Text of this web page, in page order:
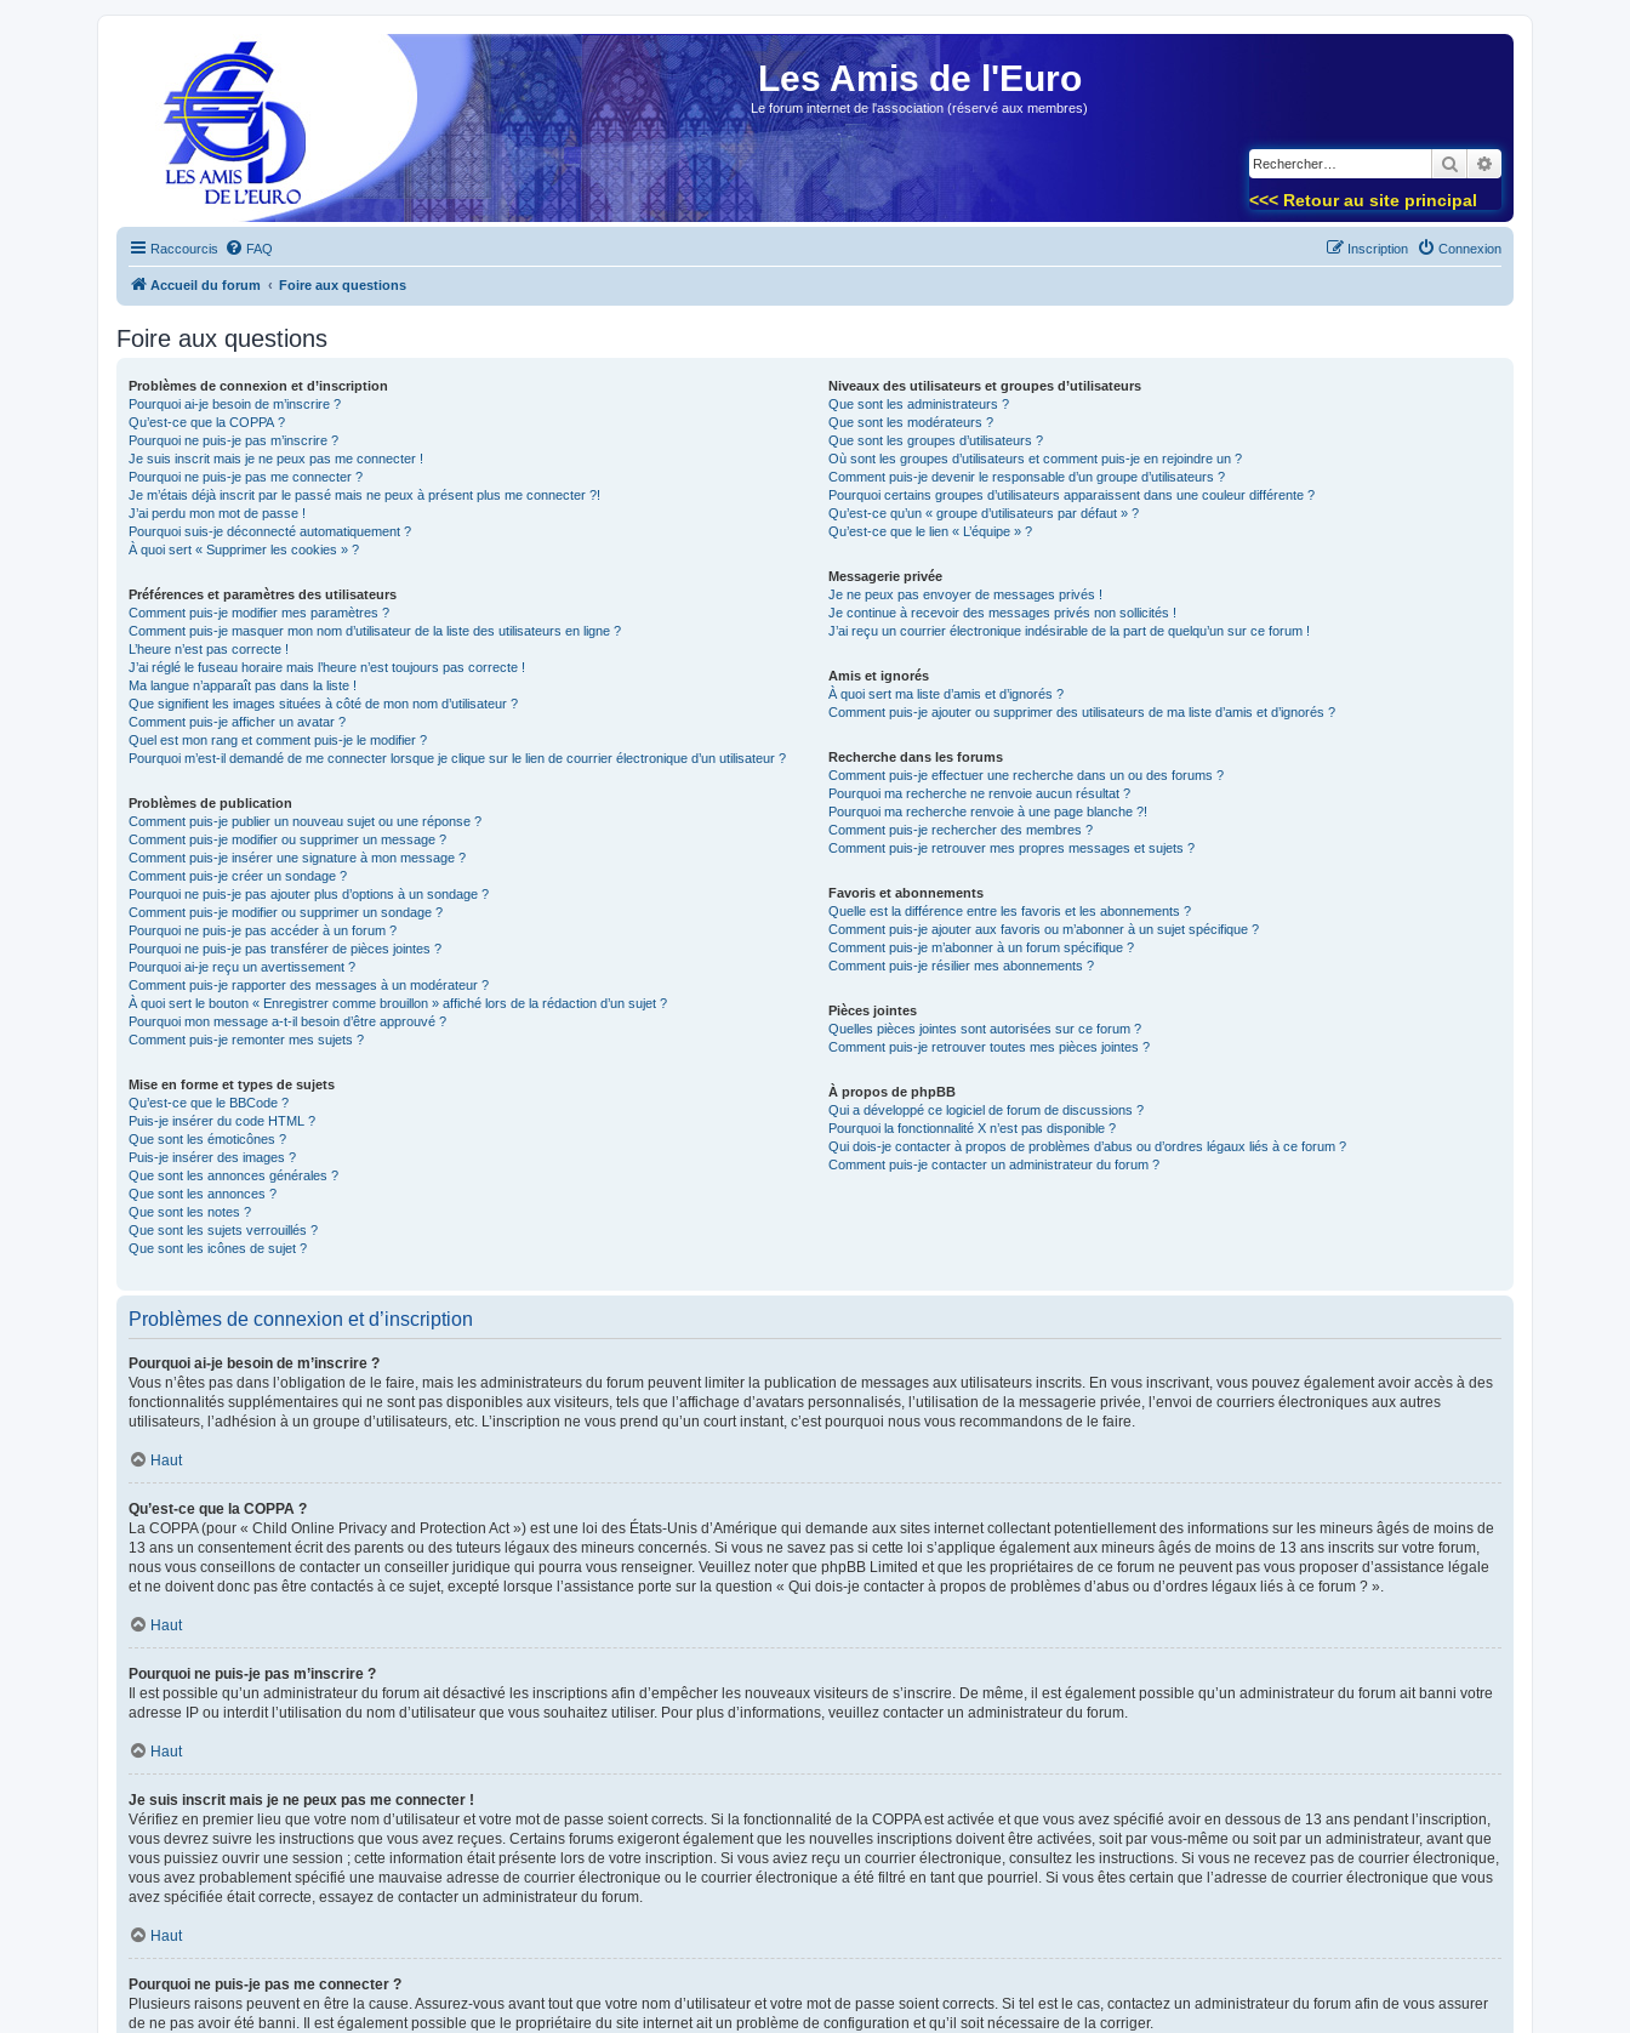
Les Amis de l'Euro
Le forum internet de l'association (réservé aux membres)
Rechercher
<<< Retour au site principal
Raccourcis FAQ Connexion
Inscription
Accueil du forum Foire aux questions
Foire aux questions
Problèmes de connexion et d’inscription
Pourquoi ai-je besoin de m’inscrire ?
Qu’est-ce que la COPPA ?
Pourquoi ne puis-je pas m’inscrire ?
Je suis inscrit mais je ne peux pas me connecter !
Pourquoi ne puis-je pas me connecter ?
Je m’étais déjà inscrit par le passé mais ne peux à présent plus me connecter ?!
J’ai perdu mon mot de passe !
Pourquoi suis-je déconnecté automatiquement ?
À quoi sert « Supprimer les cookies » ?
Préférences et paramètres des utilisateurs
Comment puis-je modifier mes paramètres ?
Comment puis-je masquer mon nom d’utilisateur de la liste des utilisateurs en ligne ?
L’heure n’est pas correcte !
J’ai réglé le fuseau horaire mais l’heure n’est toujours pas correcte !
Ma langue n’apparaît pas dans la liste !
Que signifient les images situées à côté de mon nom d’utilisateur ?
Comment puis-je afficher un avatar ?
Quel est mon rang et comment puis-je le modifier ?
Pourquoi m’est-il demandé de me connecter lorsque je clique sur le lien de courrier électronique d’un utilisateur ?
Problèmes de publication
Comment puis-je publier un nouveau sujet ou une réponse ?
Comment puis-je modifier ou supprimer un message ?
Comment puis-je insérer une signature à mon message ?
Comment puis-je créer un sondage ?
Pourquoi ne puis-je pas ajouter plus d’options à un sondage ?
Comment puis-je modifier ou supprimer un sondage ?
Pourquoi ne puis-je pas accéder à un forum ?
Pourquoi ne puis-je pas transférer de pièces jointes ?
Pourquoi ai-je reçu un avertissement ?
Comment puis-je rapporter des messages à un modérateur ?
À quoi sert le bouton « Enregistrer comme brouillon » affiché lors de la rédaction d’un sujet ?
Pourquoi mon message a-t-il besoin d’être approuvé ?
Comment puis-je remonter mes sujets ?
Mise en forme et types de sujets
Qu’est-ce que le BBCode ?
Puis-je insérer du code HTML ?
Que sont les émoticônes ?
Puis-je insérer des images ?
Que sont les annonces générales ?
Que sont les annonces ?
Que sont les notes ?
Que sont les sujets verrouillés ?
Que sont les icônes de sujet ?
Niveaux des utilisateurs et groupes d’utilisateurs
Que sont les administrateurs ?
Que sont les modérateurs ?
Que sont les groupes d’utilisateurs ?
Où sont les groupes d’utilisateurs et comment puis-je en rejoindre un ?
Comment puis-je devenir le responsable d’un groupe d’utilisateurs ?
Pourquoi certains groupes d’utilisateurs apparaissent dans une couleur différente ?
Qu’est-ce qu’un « groupe d’utilisateurs par défaut » ?
Qu’est-ce que le lien « L’équipe » ?
Messagerie privée
Je ne peux pas envoyer de messages privés !
Je continue à recevoir des messages privés non sollicités !
J’ai reçu un courrier électronique indésirable de la part de quelqu’un sur ce forum !
Amis et ignorés
À quoi sert ma liste d’amis et d’ignorés ?
Comment puis-je ajouter ou supprimer des utilisateurs de ma liste d’amis et d’ignorés ?
Recherche dans les forums
Comment puis-je effectuer une recherche dans un ou des forums ?
Pourquoi ma recherche ne renvoie aucun résultat ?
Pourquoi ma recherche renvoie à une page blanche ?!
Comment puis-je rechercher des membres ?
Comment puis-je retrouver mes propres messages et sujets ?
Favoris et abonnements
Quelle est la différence entre les favoris et les abonnements ?
Comment puis-je ajouter aux favoris ou m’abonner à un sujet spécifique ?
Comment puis-je m’abonner à un forum spécifique ?
Comment puis-je résilier mes abonnements ?
Pièces jointes
Quelles pièces jointes sont autorisées sur ce forum ?
Comment puis-je retrouver toutes mes pièces jointes ?
À propos de phpBB
Qui a développé ce logiciel de forum de discussions ?
Pourquoi la fonctionnalité X n’est pas disponible ?
Qui dois-je contacter à propos de problèmes d’abus ou d’ordres légaux liés à ce forum ?
Comment puis-je contacter un administrateur du forum ?
Problèmes de connexion et d’inscription
Pourquoi ai-je besoin de m’inscrire ?
Vous n’êtes pas dans l’obligation de le faire, mais les administrateurs du forum peuvent limiter la publication de messages aux utilisateurs inscrits. En vous inscrivant, vous pouvez également avoir accès à des
fonctionnalités supplémentaires qui ne sont pas disponibles aux visiteurs, tels que l’affichage d’avatars personnalisés, l’utilisation de la messagerie privée, l’envoi de courriers électroniques aux autres
utilisateurs, l’adhésion à un groupe d’utilisateurs, etc. L’inscription ne vous prend qu’un court instant, c’est pourquoi nous vous recommandons de le faire.
Haut
Qu’est-ce que la COPPA ?
La COPPA (pour « Child Online Privacy and Protection Act ») est une loi des États-Unis d’Amérique qui demande aux sites internet collectant potentiellement des informations sur les mineurs âgés de moins de
13 ans un consentement écrit des parents ou des tuteurs légaux des mineurs concernés. Si vous ne savez pas si cette loi s’applique également aux mineurs âgés de moins de 13 ans inscrits sur votre forum,
nous vous conseillons de contacter un conseiller juridique qui pourra vous renseigner. Veuillez noter que phpBB Limited et que les propriétaires de ce forum ne peuvent pas vous proposer d’assistance légale
et ne doivent donc pas être contactés à ce sujet, excepté lorsque l’assistance porte sur la question « Qui dois-je contacter à propos de problèmes d’abus ou d’ordres légaux liés à ce forum ? ».
Haut
Pourquoi ne puis-je pas m’inscrire ?
Il est possible qu’un administrateur du forum ait désactivé les inscriptions afin d’empêcher les nouveaux visiteurs de s’inscrire. De même, il est également possible qu’un administrateur du forum ait banni votre
adresse IP ou interdit l’utilisation du nom d’utilisateur que vous souhaitez utiliser. Pour plus d’informations, veuillez contacter un administrateur du forum.
Haut
Je suis inscrit mais je ne peux pas me connecter !
Vérifiez en premier lieu que votre nom d’utilisateur et votre mot de passe soient corrects. Si la fonctionnalité de la COPPA est activée et que vous avez spécifié avoir en dessous de 13 ans pendant l’inscription,
vous devrez suivre les instructions que vous avez reçues. Certains forums exigeront également que les nouvelles inscriptions doivent être activées, soit par vous-même ou soit par un administrateur, avant que
vous puissiez ouvrir une session ; cette information était présente lors de votre inscription. Si vous aviez reçu un courrier électronique, consultez les instructions. Si vous ne recevez pas de courrier électronique,
vous avez probablement spécifié une mauvaise adresse de courrier électronique ou le courrier électronique a été filtré en tant que pourriel. Si vous êtes certain que l’adresse de courrier électronique que vous
avez spécifiée était correcte, essayez de contacter un administrateur du forum.
Haut
Pourquoi ne puis-je pas me connecter ?
Plusieurs raisons peuvent en être la cause. Assurez-vous avant tout que votre nom d’utilisateur et votre mot de passe soient corrects. Si tel est le cas, contactez un administrateur du forum afin de vous assurer
de ne pas avoir été banni. Il est également possible que le propriétaire du site internet ait un problème de configuration et qu’il soit nécessaire de la corriger.